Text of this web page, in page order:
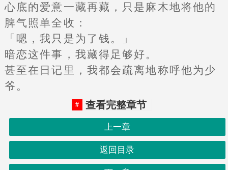
心底的爱意一藏再藏，只是麻木地将他的
脾气照单全收：
「嗯，我只是为了钱。」
暗恋这件事，我藏得足够好。
甚至在日记里，我都会疏离地称呼他为少
爷。
查看完整章节
上一章
返回目录